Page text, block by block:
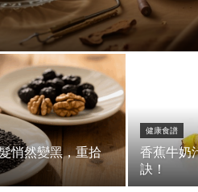
悄然變黑，重拾
健康食譜
香蕉牛奶
訣！